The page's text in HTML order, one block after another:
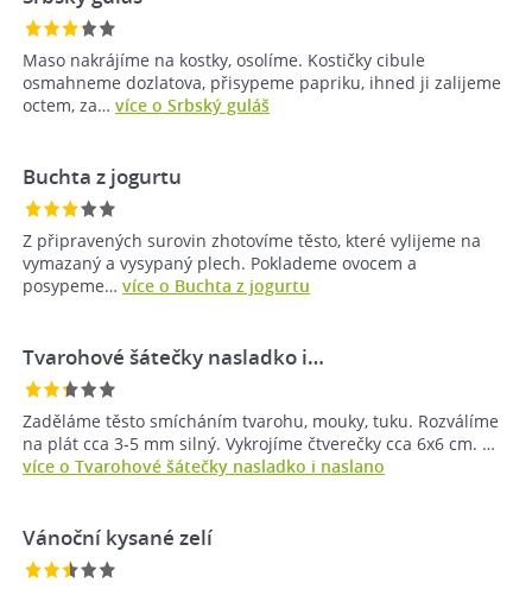
Maso nakrájíme na kostky, osolíme. Kostičky cibule
osmahneme dozlatova, přisypeme papriku, ihned ji zalijeme
octem, za… více o Srbský guláš
Buchta z jogurtu
Z připravených surovin zhotovíme těsto, které vylijeme na
vymazaný a vysypaný plech. Poklademe ovocem a
posypeme… více o Buchta z jogurtu
Tvarohové šátečky nasladko i…
Zaděláme těsto smícháním tvarohu, mouky, tuku. Rozválíme
na plát cca 3-5 mm silný. Vykrojíme čtverečky cca 6x6 cm. …
více o Tvarohové šátečky nasladko i naslano
Vánoční kysané zelí